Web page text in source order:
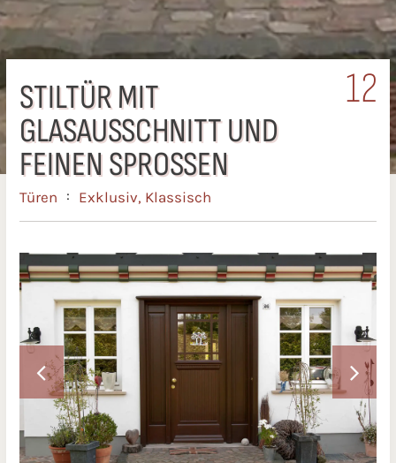
STILTÜR MIT
GLASAUSSCHNITT UND
FEINEN SPROSSEN
12
Türen : Exklusiv, Klassisch